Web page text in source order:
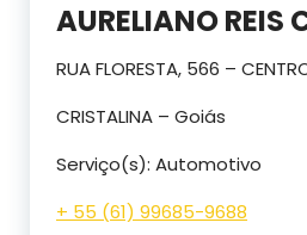
AURELIANO REIS
RUA FLORESTA, 566 –
CRISTALINA – Goiás
Serviço(s): Automotivo
+ 55 (61) 99685-9688